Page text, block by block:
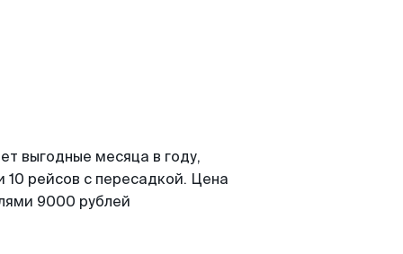
выгодные месяца в году,
рейсов с пересадкой. Цена
9000 рублей